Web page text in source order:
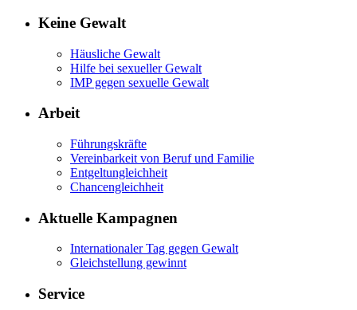
Keine Gewalt
Häusliche Gewalt
Hilfe bei sexueller Gewalt
IMP gegen sexuelle Gewalt
Arbeit
Führungskräfte
Vereinbarkeit von Beruf und Familie
Entgeltungleichheit
Chancengleichheit
Aktuelle Kampagnen
Internationaler Tag gegen Gewalt
Gleichstellung gewinnt
Service